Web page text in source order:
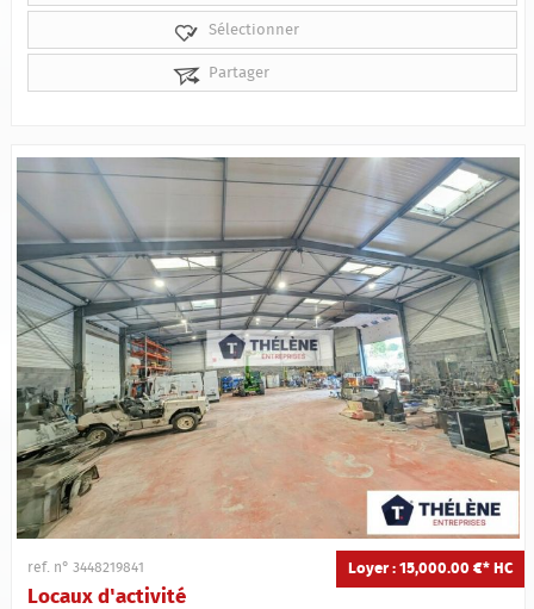
Sélectionner
Partager
Loyer : 15,000.00 €* HC
ref. n° 3448219841
Locaux d'activité